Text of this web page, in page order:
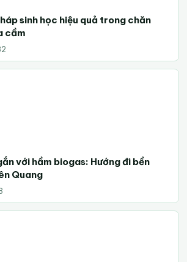
sinh học hiệu quả trong chăn
cầm
với hầm biogas: Hướng đi bền
Quang